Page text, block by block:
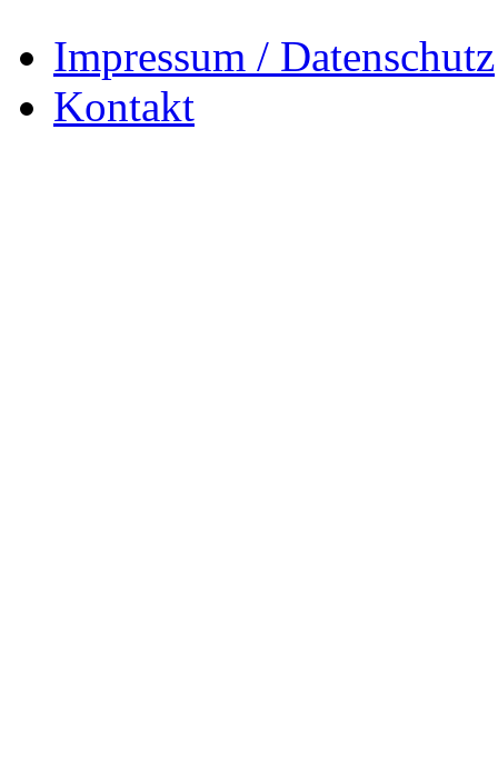
Impressum / Datenschutz
Kontakt